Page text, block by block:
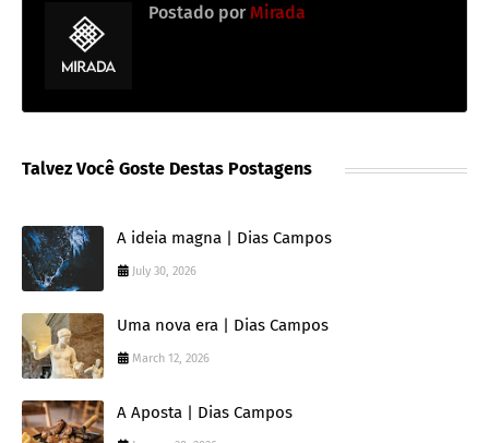
Postado por Mirada
Talvez Você Goste Destas Postagens
A ideia magna | Dias Campos
July 30, 2026
Uma nova era | Dias Campos
March 12, 2026
A Aposta | Dias Campos